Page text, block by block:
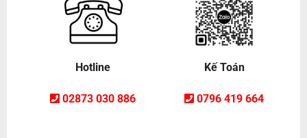
Hotline
02873 030 886
Kế Toán
0796 419 664